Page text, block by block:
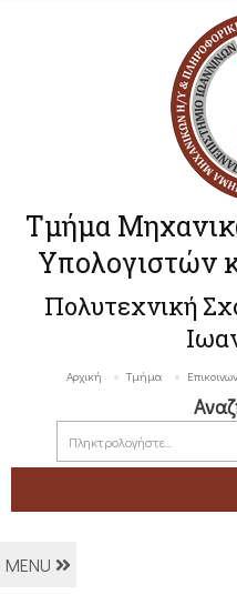
Τμήμα
Υπολογιστών
Πολυτεχνική
Αρχική Τμήμα
MENU